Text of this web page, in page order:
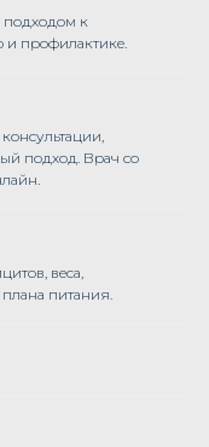
подходом к
и профилактике.
подход. Врач со
веса,
питания.